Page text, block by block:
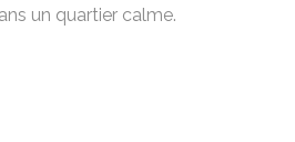
un quartier calme.